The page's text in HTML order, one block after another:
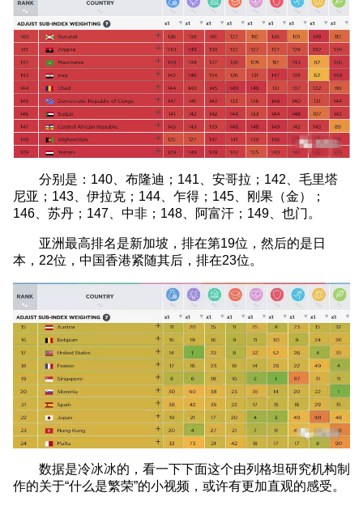
分别是：140、布隆迪；141、安哥拉；142、毛里塔
尼亚；143、伊拉克；144、乍得；145、刚果（金）；
146、苏丹；147、中非；148、阿富汗；149、也门。
亚洲最高排名是新加坡，排在第19位，然后的是日
本，22位，中国香港紧随其后，排在23位。
数据是冷冰冰的，看一下下面这个由列格坦研究机构制
作的关于“什么是繁荣”的小视频，或许有更加直观的感受。